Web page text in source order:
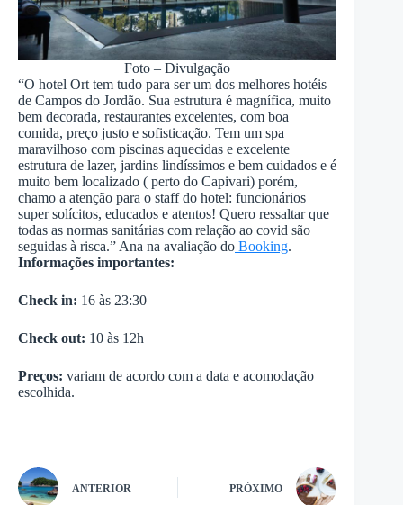
Foto – Divulgação
“O hotel Ort tem tudo para ser um dos melhores hotéis
de Campos do Jordão. Sua estrutura é magnífica, muito
bem decorada, restaurantes excelentes, com boa
comida, preço justo e sofisticação. Tem um spa
maravilhoso com piscinas aquecidas e excelente
estrutura de lazer, jardins lindíssimos e bem cuidados e é
muito bem localizado ( perto do Capivari) porém,
chamo a atenção para o staff do hotel: funcionários
super solícitos, educados e atentos! Quero ressaltar que
todas as normas sanitárias com relação ao covid são
seguidas à risca.” Ana na avaliação do Booking.
Informações importantes:
Check in: 16 às 23:30
Check out: 10 às 12h
Preços: variam de acordo com a data e acomodação
escolhida.
ANTERIOR PRÓXIMO